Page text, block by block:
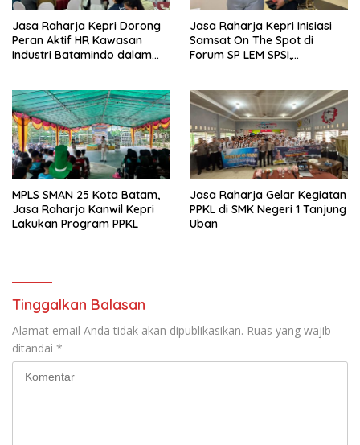
Jasa Raharja Kepri Dorong
Peran Aktif HR Kawasan
Industri Batamindo dalam
Jasa Raharja Kepri Inisiasi
Samsat On The Spot di
Forum SP LEM SPSI,
Cepat
MPLS SMAN 25 Kota Batam,
Jasa Raharja Kanwil Kepri
Lakukan Program PPKL
Jasa Raharja Gelar Kegiatan
PPKL di SMK Negeri 1 Tanjung
Uban
Tinggalkan Balasan
Alamat email Anda tidak akan dipublikasikan. Ruas yang wajib
ditandai *